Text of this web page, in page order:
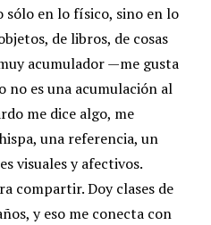
sólo en lo físico, sino en lo
de libros, de cosas
acumulador —me gusta
no es una acumulación al
me dice algo, me
una referencia, un
visuales y afectivos.
compartir. Doy clases de
y eso me conecta con